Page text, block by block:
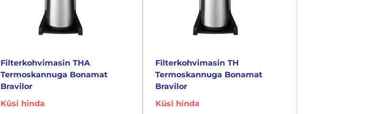
Filterkohvimasin THA
Termoskannuga Bonamat
Bravilor
Küsi hinda
Filterkohvimasin TH
Termoskannuga Bonamat
Bravilor
Küsi hinda